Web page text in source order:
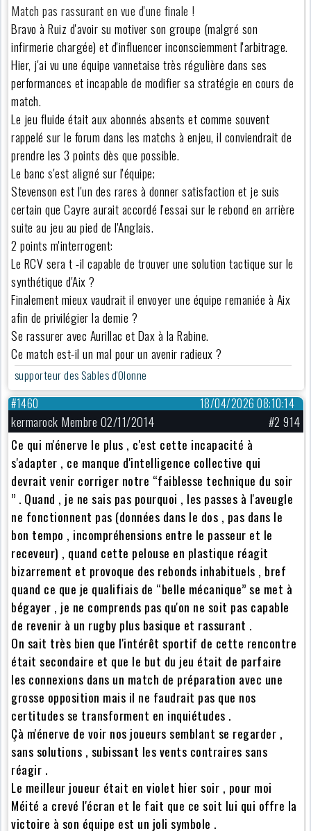
Match pas rassurant en vue d'une finale !
Bravo à Ruiz d'avoir su motiver son groupe (malgré son
infirmerie chargée) et d'influencer inconsciemment l'arbitrage.
Hier, j'ai vu une équipe vannetaise très régulière dans ses
performances et incapable de modifier sa stratégie en cours de
match.
Le jeu fluide était aux abonnés absents et comme souvent
rappelé sur le forum dans les matchs à enjeu, il conviendrait de
prendre les 3 points dès que possible.
Le banc s'est aligné sur l'équipe;
Stevenson est l'un des rares à donner satisfaction et je suis
certain que Cayre aurait accordé l'essai sur le rebond en arrière
suite au jeu au pied de l'Anglais.
2 points m'interrogent:
Le RCV sera t -il capable de trouver une solution tactique sur le
synthétique d'Aix ?
Finalement mieux vaudrait il envoyer une équipe remaniée à Aix
afin de privilégier la demie ?
Se rassurer avec Aurillac et Dax à la Rabine.
Ce match est-il un mal pour un avenir radieux ?
supporteur des Sables d'Olonne
18/04/2026 08:10:14
#1460
kermarock Membre 02/11/2014
#2 914
Ce qui m'énerve le plus , c'est cette incapacité à
s'adapter , ce manque d'intelligence collective qui
devrait venir corriger notre “faiblesse technique du soir
” . Quand , je ne sais pas pourquoi , les passes à l'aveugle
ne fonctionnent pas (données dans le dos , pas dans le
bon tempo , incompréhensions entre le passeur et le
receveur) , quand cette pelouse en plastique réagit
bizarrement et provoque des rebonds inhabituels , bref
quand ce que je qualifiais de “belle mécanique” se met à
bégayer , je ne comprends pas qu'on ne soit pas capable
de revenir à un rugby plus basique et rassurant .
On sait très bien que l'intérêt sportif de cette rencontre
était secondaire et que le but du jeu était de parfaire
les connexions dans un match de préparation avec une
grosse opposition mais il ne faudrait pas que nos
certitudes se transforment en inquiétudes .
Çà m'énerve de voir nos joueurs semblant se regarder ,
sans solutions , subissant les vents contraires sans
réagir .
Le meilleur joueur était en violet hier soir , pour moi
Méité a crevé l'écran et le fait que ce soit lui qui offre la
victoire à son équipe est un joli symbole .